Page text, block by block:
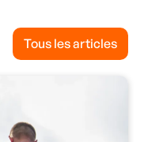
Tous les articles